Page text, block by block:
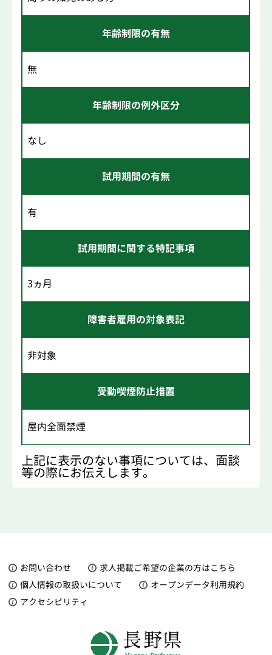
年齢制限の有無
無
年齢制限の例外区分
なし
試用期間の有無
有
試用期間に関する特記事項
3ヵ月
障害者雇用の対象表記
非対象
受動喫煙防止措置
屋内全面禁煙
上記に表示のない事項については、面談
等の際にお伝えします。
お問い合わせ
求人掲載ご希望の企業の方はこちら
個人情報の取扱いについて
オープンデータ利用規約
アクセシビリティ